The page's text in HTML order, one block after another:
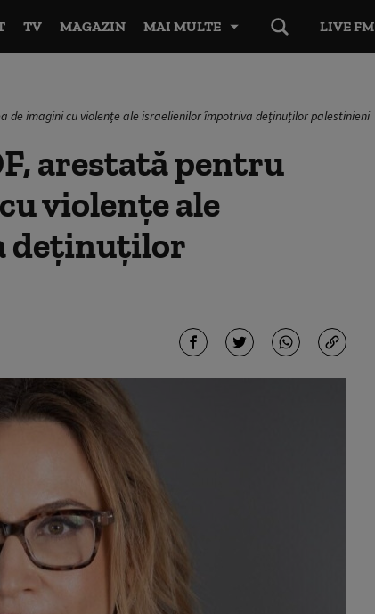
LIVE FM
TV MAGAZIN MAI MULTE
de imagini cu violențe ale israelienilor împotriva deținuților palestinieni
arestată pentru
violențe ale
deținuților